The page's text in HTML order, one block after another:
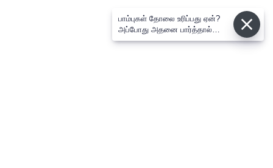
பாம்புகள் தோலை உரிப்பது ஏன்?
அப்போது அதனை பார்த்தால்
பழிவாங்குமா?